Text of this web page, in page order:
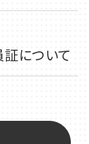
について
内